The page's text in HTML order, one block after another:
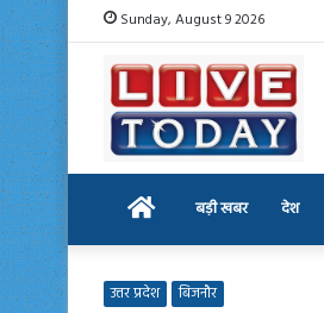
Sunday, August 9 2026
Home बड़ी खबर देश
उत्तर प्रदेश बिजनौर